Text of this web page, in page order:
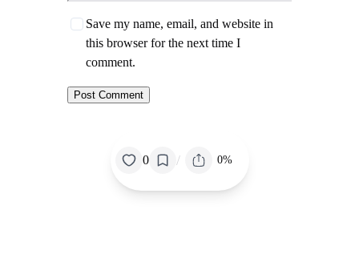
Save my name, email, and website in
this browser for the next time I
comment.
0 / 0%